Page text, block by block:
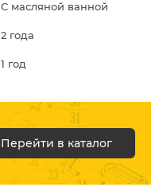
С масляной ванной
2 года
1 год
Перейти в каталог